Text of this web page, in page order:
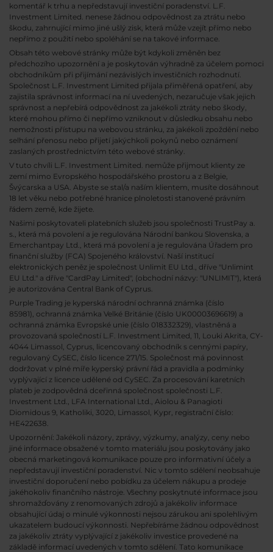
komentář k trhu a nepředstavují investiční poradenství. L.F.
Investment Limited. nenese žádnou odpovědnost za ztrátu nebo
škodu, zahrnující mimo jiné ušlý zisk, která může vzejít přímo nebo
nepřímo z použití nebo spoléhání se na takové informace.
Obsah této webové stránky může být kdykoli změněn bez
předchozího upozornění a je poskytován výhradně za účelem pomoci
obchodníkům při přijímání nezávislých investičních rozhodnutí.
Společnost L.F. Investment Limited přijala přiměřená opatření, aby
zajistila správnost informací na ní uvedených, nezaručuje však jejich
správnost a nepřebírá odpovědnost za jakékoli ztráty nebo škody,
které mohou přímo či nepřímo vzniknout v důsledku obsahu nebo
nemožnosti přístupu na webovou stránku, za jakékoli zpoždění nebo
selhání přenosu nebo přijetí jakýchkoli pokynů nebo oznámení
zaslaných prostřednictvím této webové stránky.
V tuto chvíli L.F. Investment Limited. nemůže přijmout klienty ze
zemí mimo Evropského hospodářského prostoru a z Belgie,
Švýcarska a USA. Abyste se stal/a naším klientem, musíte dosáhnout
18 let věku nebo potřebné hranice plnoletosti stanovené právním
řádem země, kde žijete.
Našimi poskytovateli platebních služeb jsou společnosti TrustPay a.
s., která má povolení a je regulována Národní bankou Slovenska, a
Emerchantpay Ltd., která má povolení a je regulována Úřadem pro
finanční služby (FCA) Spojeného království. Naší institucí
elektronických peněz je společnost Unlimit EU Ltd., dříve "Unlimint
EU Ltd." a dříve "CardPay Limited", (obchodní názvy: "UNLIMIT"), která
je autorizována Central Bank of Cyprus.
Purple Trading je kyperská národní ochranná známka (číslo
85981), ochranná známka Velké Británie (číslo UK00003696619) a
ochranná známka Evropské unie (číslo 018332329), vlastněná a
provozovaná společností L.F. Investment Limited, 11, Louki Akrita, CY-
4044 Limassol, Cyprus, licencovaný obchodník s cennými papíry,
regulovaný CySEC, číslo licence 271/15. Společnost má povinnost
dodržovat v plné míře kyperský právní řád a pravidla a podmínky
vyplývající z licence udělené od CySEC. Za procesování karetních
plateb je zodpovědná dceřinná společnost společnosti L.F.
Investment Ltd., LFA International Ltd., Aiolou & Panagioti
Diomidous 9, Katholiki, 3020, Limassol, Kypr, registrační číslo:
HE422638.
Upozornění: Jakékoli názory, zprávy, výzkumy, analýzy, ceny nebo
jiné informace obsažené v tomto materiálu jsou poskytovány jako
obecná marketingová komunikace pouze pro informativní účely a
nepředstavují investiční poradenství. Nic v tomto sdělení neobsahuje
investiční doporučení nebo pobídku za účelem nákupu a prodeje
jakéhokoliv finančního nástroje. Všechny poskytnuté informace jsou
shromažďovány z renomovaných zdrojů a jakékoliv informace
obsahující údaj o minulé výkonnosti nejsou zárukou ani spolehlivým
ukazatelem budoucí výkonnosti. Nepřebíráme žádnou odpovědnost
za jakékoliv ztráty vyplývající z jakékoliv investice provedené na
základě informací uvedených v tomto sdělení. Tato komunikace